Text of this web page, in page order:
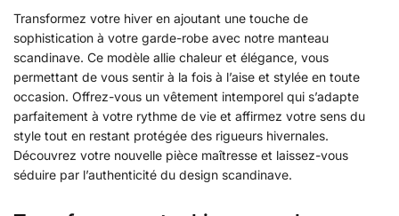
Transformez votre hiver en ajoutant une touche de
sophistication à votre garde-robe avec notre manteau
scandinave. Ce modèle allie chaleur et élégance, vous
permettant de vous sentir à la fois à l’aise et stylée en toute
occasion. Offrez-vous un vêtement intemporel qui s’adapte
parfaitement à votre rythme de vie et affirmez votre sens du
style tout en restant protégée des rigueurs hivernales.
Découvrez votre nouvelle pièce maîtresse et laissez-vous
séduire par l’authenticité du design scandinave.